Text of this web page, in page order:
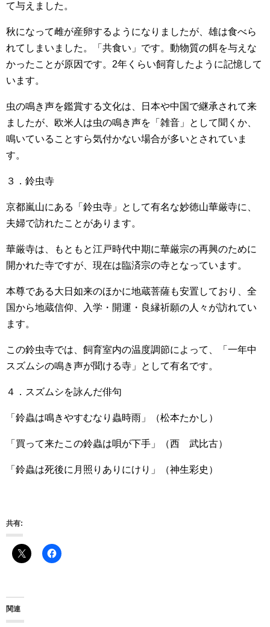
て与えました。
秋になって雌が産卵するようになりましたが、雄は食べら
れてしまいました。「共食い」です。動物質の餌を与えな
かったことが原因です。2年くらい飼育したように記憶して
います。
虫の鳴き声を鑑賞する文化は、日本や中国で継承されて来
ましたが、欧米人は虫の鳴き声を「雑音」として聞くか、
鳴いていることすら気付かない場合が多いとされていま
す。
３．鈴虫寺
京都嵐山にある「鈴虫寺」として有名な妙徳山華厳寺に、
夫婦で訪れたことがあります。
華厳寺は、もともと江戸時代中期に華厳宗の再興のために
開かれた寺ですが、現在は臨済宗の寺となっています。
本尊である大日如来のほかに地蔵菩薩も安置しており、全
国から地蔵信仰、入学・開運・良縁祈願の人々が訪れてい
ます。
この鈴虫寺では、飼育室内の温度調節によって、「一年中
スズムシの鳴き声が聞ける寺」として有名です。
４．スズムシを詠んだ俳句
「鈴蟲は鳴きやすむなり蟲時雨」（松本たかし）
「買って来たこの鈴蟲は唄が下手」（西 武比古）
「鈴蟲は死後に月照りありにけり」（神生彩史）
共有:
関連